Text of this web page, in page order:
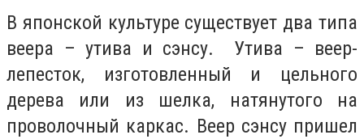
В японской культуре существует два типа
веера – утива и сэнсу. Утива – веер-
лепесток, изготовленный и цельного
дерева или из шелка, натянутого на
проволочный каркас. Веер сэнсу пришел